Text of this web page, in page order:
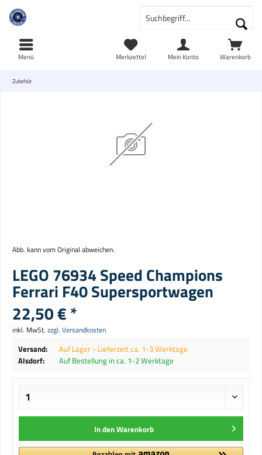
Warenkorb
Merkzettel Mein Konto
Menü
Zubehör
Abb. kann vom Original abweichen.
LEGO 76934 Speed Champions
Ferrari F40 Supersportwagen
22,50 € *
inkl. MwSt. zzgl. Versandkosten
Versand:
Auf Lager - Lieferzeit ca. 1-3 Werktage
Alsdorf:
Auf Bestellung in ca. 1-2 Werktage
In denWarenkorb